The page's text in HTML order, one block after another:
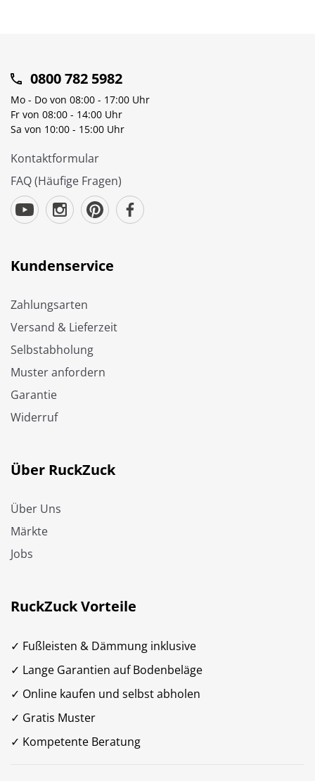
0800 782 5982
Mo - Do von 08:00 - 17:00 Uhr
Fr von 08:00 - 14:00 Uhr
Sa von 10:00 - 15:00 Uhr
Kontaktformular
FAQ (Häufige Fragen)
Kundenservice
Zahlungsarten
Versand & Lieferzeit
Selbstabholung
Muster anfordern
Garantie
Widerruf
Über RuckZuck
Über Uns
Märkte
Jobs
RuckZuck Vorteile
✓ Fußleisten & Dämmung inklusive
✓ Lange Garantien auf Bodenbeläge
✓ Online kaufen und selbst abholen
✓ Gratis Muster
✓ Kompetente Beratung